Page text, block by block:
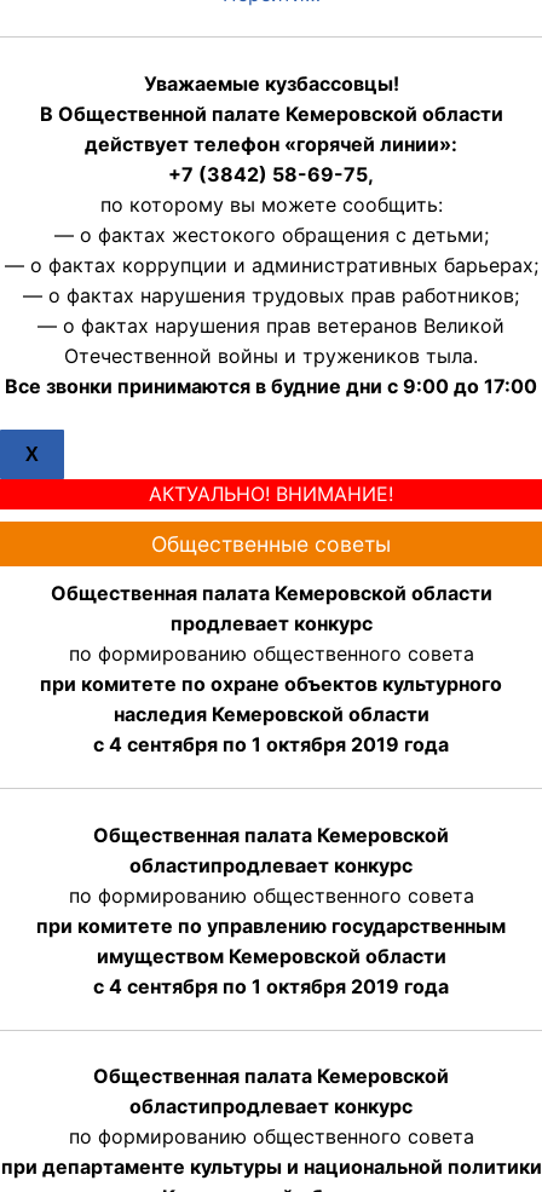
Уважаемые кузбассовцы!
В Общественной палате Кемеровской области
действует телефон «горячей линии»:
+7 (3842) 58-69-75,
по которому вы можете сообщить:
— о фактах жестокого обращения с детьми;
— о фактах коррупции и административных барьерах;
— о фактах нарушения трудовых прав работников;
— о фактах нарушения прав ветеранов Великой
Отечественной войны и тружеников тыла.
Все звонки принимаются в будние дни с 9:00 до 17:00
X
АКТУАЛЬНО! ВНИМАНИЕ!
Общественные советы
Общественная палата Кемеровской области
продлевает конкурс
по формированию общественного совета
при комитете по охране объектов культурного
наследия Кемеровской области
с 4 сентября по 1 октября 2019 года
Общественная палата Кемеровской
областипродлевает конкурс
по формированию общественного совета
при комитете по управлению государственным
имуществом Кемеровской области
с 4 сентября по 1 октября 2019 года
Общественная палата Кемеровской
областипродлевает конкурс
по формированию общественного совета
при департаменте культуры и национальной политики